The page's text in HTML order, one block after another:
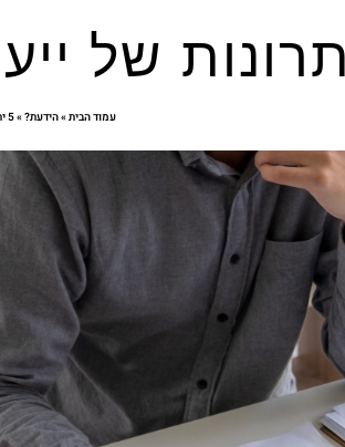
עמוד הבית»הידעת?»5 יתרונות של ייעוץ אסטרטגי לעסק